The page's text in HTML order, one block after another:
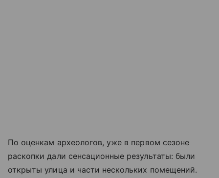
По оценкам археологов, уже в первом сезоне
раскопки дали сенсационные результаты: были
открыты улица и части нескольких помещений.